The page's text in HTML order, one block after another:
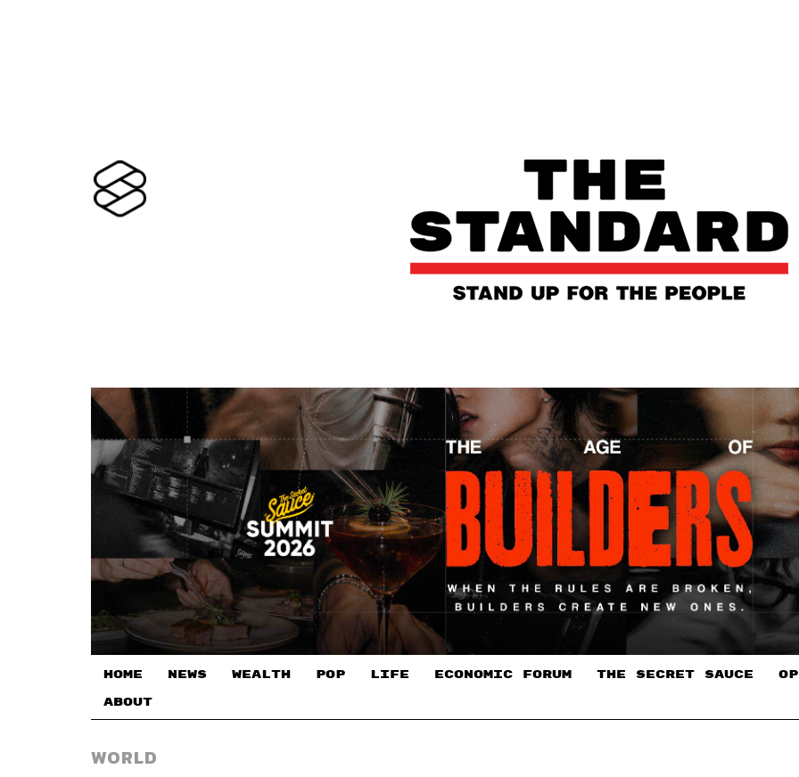
HOME NEWS WEALTH POP LIFE ECONOMIC FORUM THE SECRET SAUCE​
ABOUT
WORLD